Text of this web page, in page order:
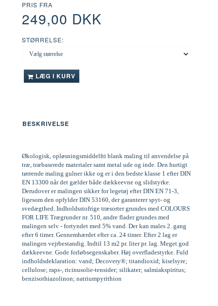
PRIS FRA
249,00 DKK
STØRRELSE:
LÆG I KURV
BESKRIVELSE
Økologisk, opløsningsmiddelfri blank maling til anvendelse på
træ, træbaserede materialer samt metal ude og inde. Den hurtigt
tørrende maling gulner ikke og er i den bedste klasse 1 efter DIN
EN 13300 når det gælder både dækkeevne og slidstyrke.
Derudover er malingen sikker for legetøj efter DIN EN 71-3,
ligesom den opfylder DIN 53160, der garanterer spyt- og
svedægthed. Indholdsstofrige træsorter grundes med COLOURS
FOR LIFE Trægrunder nr. 510, andre flader grundes med
malingen selv - fortyndet med 5% vand. Der kan males 2. gang
efter 6 timer. Gennemhærdet efter ca. 24 timer. Efter 2 lag er
malingen vejrbestandig. Indtil 13 m2 pr. liter pr. lag. Meget god
dækkeevne. Gode forløbsegenskaber. Høj overfladestyrke. Fuld
indholdsdeklaration: vand; Decovery®; titandioxid; kiselsyre;
cellulose; raps-, ricinusolie-tensider; silikater; salmiakspiritus;
benzisothiazolinon; natriumpyrithion